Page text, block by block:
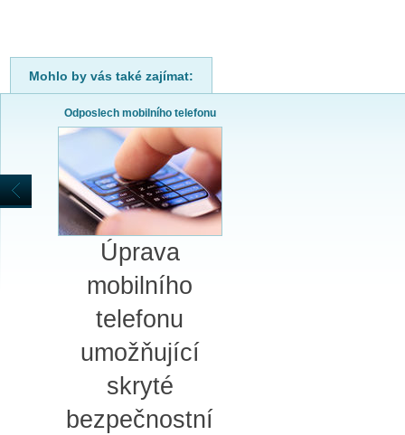
Mohlo by vás také zajímat:
Odposlech mobilního telefonu
Úprava
mobilního
telefonu
umožňující
skryté
bezpečnostní